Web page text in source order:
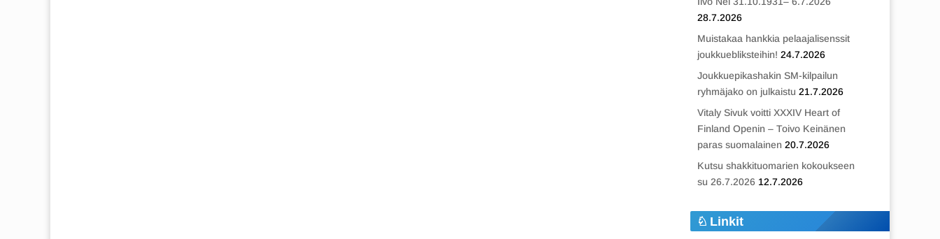
28.7.2026
Muistakaa hankkia pelaajalisenssit
joukkuebliksteihin! 24.7.2026
Joukkuepikashakin SM-kilpailun
ryhmäjako on julkaistu 21.7.2026
Vitaly Sivuk voitti XXXIV Heart of
Finland Openin – Toivo Keinänen
paras suomalainen 20.7.2026
Kutsu shakkituomarien kokoukseen
su 26.7.2026 12.7.2026
Linkit